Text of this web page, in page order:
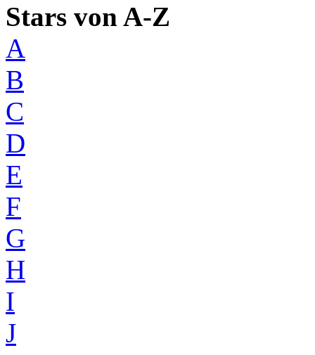
Stars von A-Z
A
B
C
D
E
F
G
H
I
J